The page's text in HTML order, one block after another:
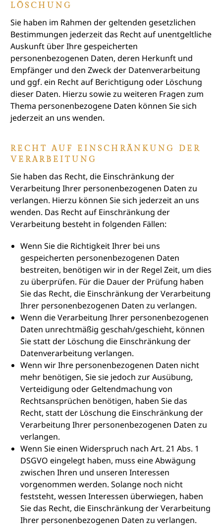
LÖSCHUNG
Sie haben im Rahmen der geltenden gesetzlichen
Bestimmungen jederzeit das Recht auf unentgeltliche
Auskunft über Ihre gespeicherten
personenbezogenen Daten, deren Herkunft und
Empfänger und den Zweck der Datenverarbeitung
und ggf. ein Recht auf Berichtigung oder Löschung
dieser Daten. Hierzu sowie zu weiteren Fragen zum
Thema personenbezogene Daten können Sie sich
jederzeit an uns wenden.
RECHT AUF EINSCHRÄNKUNG DER
VERARBEITUNG
Sie haben das Recht, die Einschränkung der
Verarbeitung Ihrer personenbezogenen Daten zu
verlangen. Hierzu können Sie sich jederzeit an uns
wenden. Das Recht auf Einschränkung der
Verarbeitung besteht in folgenden Fällen:
Wenn Sie die Richtigkeit Ihrer bei uns
gespeicherten personenbezogenen Daten
bestreiten, benötigen wir in der Regel Zeit, um dies
zu überprüfen. Für die Dauer der Prüfung haben
Sie das Recht, die Einschränkung der Verarbeitung
Ihrer personenbezogenen Daten zu verlangen.
Wenn die Verarbeitung Ihrer personenbezogenen
Daten unrechtmäßig geschah/geschieht, können
Sie statt der Löschung die Einschränkung der
Datenverarbeitung verlangen.
Wenn wir Ihre personenbezogenen Daten nicht
mehr benötigen, Sie sie jedoch zur Ausübung,
Verteidigung oder Geltendmachung von
Rechtsansprüchen benötigen, haben Sie das
Recht, statt der Löschung die Einschränkung der
Verarbeitung Ihrer personenbezogenen Daten zu
verlangen.
Wenn Sie einen Widerspruch nach Art. 21 Abs. 1
DSGVO eingelegt haben, muss eine Abwägung
zwischen Ihren und unseren Interessen
vorgenommen werden. Solange noch nicht
feststeht, wessen Interessen überwiegen, haben
Sie das Recht, die Einschränkung der Verarbeitung
Ihrer personenbezogenen Daten zu verlangen.